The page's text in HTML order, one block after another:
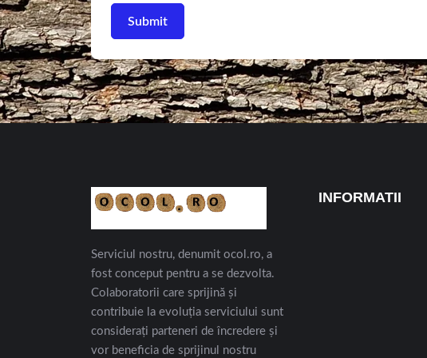
Serviciul nostru, denumit ocol.ro, a
fost conceput pentru a se dezvolta.
Colaboratorii care sprijină și
contribuie la evoluția serviciului sunt
considerați parteneri de încredere și
vor beneficia de sprijinul nostru
INFORMATII